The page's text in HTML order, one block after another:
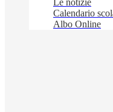
Le notizie
Calendario
Albo Online